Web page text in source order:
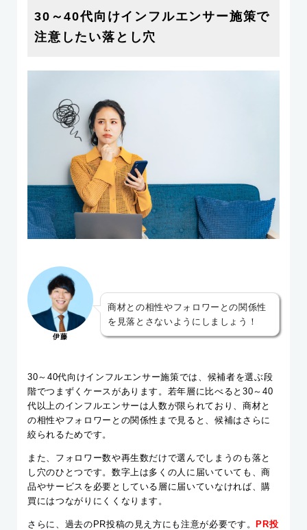
30～40代向けインフルエンサー施策で
注意したい落とし穴
伊藤
商材との相性やフォロワーとの関係性
を見落とさないようにしましょう！
30～40代向けインフルエンサー施策では、候補者を選ぶ段
階でつまずくケースがあります。若年層に比べると30～40
代以上のインフルエンサーは人数が限られており、商材と
の相性やフォロワーとの関係性まで見ると、候補はさらに
絞られるためです。
また、フォロワー数や再生数だけで選んでしまうのも落と
し穴のひとつです。数字上は多くの人に届いていても、商
品やサービスを必要としている層に届いていなければ、購
買にはつながりにくくなります。
さらに、過去のPR投稿の見え方にも注意が必要です。PR投